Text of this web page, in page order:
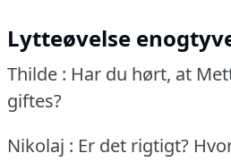
Lytteøvelse
Thilde : Har du hørt, at
giftes?
Nikolaj : Er det rigtigt?